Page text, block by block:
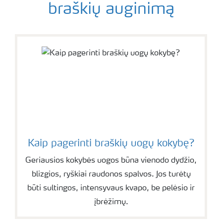
braškių auginimą
Kaip pagerinti braškių uogų kokybę?
Geriausios kokybės uogos būna vienodo dydžio,
blizgios, ryškiai raudonos spalvos. Jos turėtų
būti sultingos, intensyvaus kvapo, be pelėsio ir
įbrėžimų.